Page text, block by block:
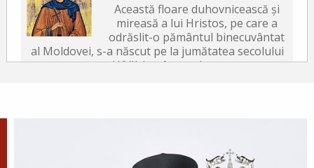
Această floare duhovnicească și
mireasă a lui Hristos, pe care a
odrăslit-o pământul binecuvântat
al Moldovei, s-a născut pe la jumătatea secolului
al XVII-lea, în satul...
Domnului